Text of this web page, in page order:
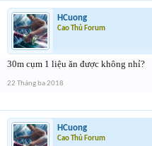
HCuong
Cao Thủ Forum
30m cụm 1 liệu ăn được không nhỉ?
22 Tháng ba 2018
HCuong
Cao Thủ Forum